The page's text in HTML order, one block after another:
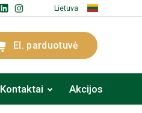
Lietuva
El. parduotuvė
Kontaktai Akcijos